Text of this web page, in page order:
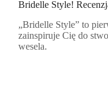
Bridelle Style!
„Bridelle Style” to
zainspiruje Cię do
wesela.